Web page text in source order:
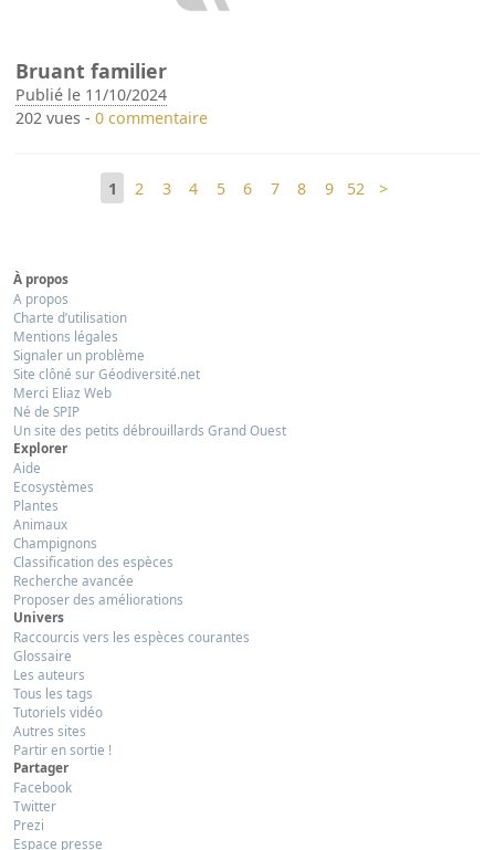
Bruant familier
Publié le 11/10/2024
202 vues -0 commentaire
1 2 3 4 5 6 7 8 9 52 >
À propos
A propos
Charte d’utilisation
Mentions légales
Signaler un problème
Site clôné sur Géodiversité.net
Merci Eliaz Web
Né de SPIP
Un site des petits débrouillards Grand Ouest
Explorer
Aide
Ecosystèmes
Plantes
Animaux
Champignons
Classification des espèces
Recherche avancée
Proposer des améliorations
Univers
Raccourcis vers les espèces courantes
Glossaire
Les auteurs
Tous les tags
Tutoriels vidéo
Autres sites
Partir en sortie !
Partager
Facebook
Twitter
Prezi
Espace presse